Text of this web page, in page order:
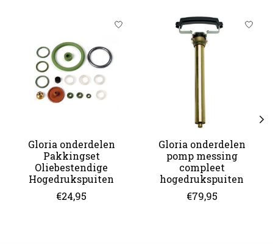
Items van productcarrousel
Gloria onderdelen
Pakkingset
Oliebestendige
Hogedrukspuiten
€24,95
Gloria onderdelen
pomp messing
compleet
hogedrukspuiten
€79,95